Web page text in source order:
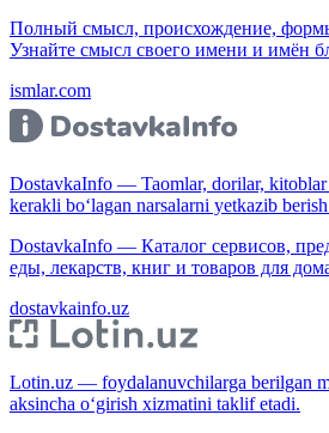
Полный смысл, происхождение,
Узнайте смысл своего имени и имён
ismlar.com
DostavkaInfo — Taomlar, dorilar, kitoblar
kerakli bo‘lagan narsalarni yetkazib
DostavkaInfo — Каталог сервисов,
еды, лекарств, книг и товаров для
dostavkainfo.uz
Lotin.uz — foydalanuvchilarga berilgan
aksincha o‘girish xizmatini taklif etadi.